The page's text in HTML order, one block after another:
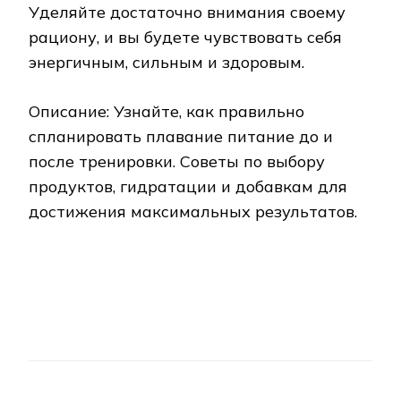
Уделяйте достаточно внимания своему
рациону, и вы будете чувствовать себя
энергичным, сильным и здоровым.
Описание: Узнайте, как правильно
спланировать плавание питание до и
после тренировки. Советы по выбору
продуктов, гидратации и добавкам для
достижения максимальных результатов.